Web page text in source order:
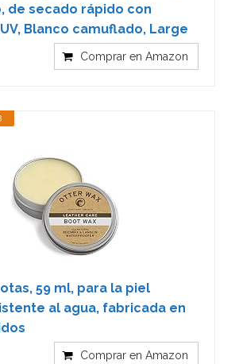
de secado rápido con
Blanco camuflado, Large
Comprar en Amazon
59 ml, para la piel
al agua, fabricada en
Comprar en Amazon